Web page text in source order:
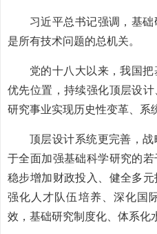
习近平总书记强调，基础
是所有技术问题的总机关。
党的十八大以来，我国
优先位置，持续强化顶层设
研究事业实现历史性变革、系
顶层设计系统更完善，
于全面加强基础科学研究的
稳步增加财政投入、健全多元
强化人才队伍培养、深化国
效，基础研究制度化、体系化